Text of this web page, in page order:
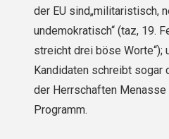
der EU sind„militaristisch,
undemokratisch“ (taz, 19.
streicht drei böse Worte“);
Kandidaten schreibt sogar
der Herrschaften Menasse
Programm.